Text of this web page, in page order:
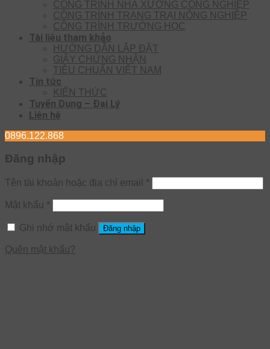
CÔNG TRÌNH NHÀ XƯỞNG CÔNG NGHIỆP
CÔNG TRÌNH TRANG TRẠI NÔNG NGHIỆP
CÔNG TRÌNH TRƯỜNG HỌC
Tài liệu tham khảo
HƯỚNG DẪN LẮP ĐẶT
GIẤY CHỨNG NHẬN
TIÊU CHUẨN VIỆT NAM
Tin tức
KIẾN THỨC
Tuyển Dụng – Đại Lý
Liên hệ
0896.122.868
Đăng nhập
Tên tài khoản hoặc địa chỉ email *
Mật khẩu *
Ghi nhớ mật khẩu Đăng nhập
Quên mật khẩu?